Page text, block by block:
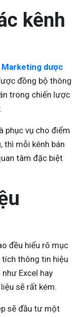
kênh
dược
đồng bộ thông
trong chiến lược
phục vụ cho điểm
thì mỗi kênh bán
tâm đặc biệt
đều hiểu rõ mục
thông tin hiệu
Excel hay
sẽ rất kém.
sẽ đầu tư một